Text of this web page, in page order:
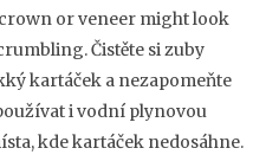
or veneer might look
Čistěte si zuby
kartáček a nezapomeňte
i vodní plynovou
kde kartáček nedosáhne.